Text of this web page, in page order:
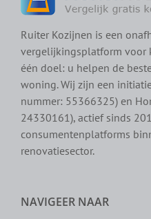
Ruiter Kozijnen is een
vergelijkingsplatform voor
één doel: u helpen de
woning. Wij zijn een
nummer: 55366325) en
24330161), actief sinds
consumentenplatforms
renovatiesector.
NAVIGEER NAAR